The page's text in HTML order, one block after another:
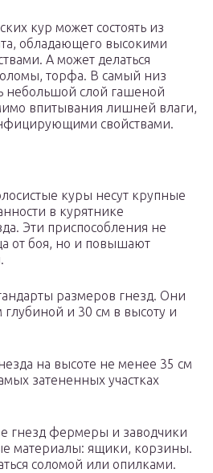
кур может состоять из
обладающего высокими
А может делаться
торфа. В самый низ
небольшой слой гашеной
впитывания лишней влаги,
свойствами.
куры несут крупные
в курятнике
Эти приспособления не
от боя, но и повышают
размеров гнезд. Они
и 30 см в высоту и
на высоте не менее 35 см
затененных участках
гнезд фермеры и заводчики
материалы: ящики, корзины.
соломой или опилками.